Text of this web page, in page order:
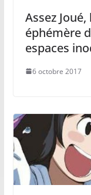
Assez
éphémère
espaces
6 octobre 2017